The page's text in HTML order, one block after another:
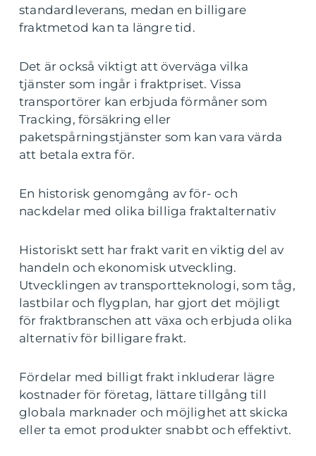
standardleverans, medan en billigare
fraktmetod kan ta längre tid.
Det är också viktigt att överväga vilka
tjänster som ingår i fraktpriset. Vissa
transportörer kan erbjuda förmåner som
Tracking, försäkring eller
paketspårningstjänster som kan vara värda
att betala extra för.
En historisk genomgång av för- och
nackdelar med olika billiga fraktalternativ
Historiskt sett har frakt varit en viktig del av
handeln och ekonomisk utveckling.
Utvecklingen av transportteknologi, som tåg,
lastbilar och flygplan, har gjort det möjligt
för fraktbranschen att växa och erbjuda olika
alternativ för billigare frakt.
Fördelar med billigt frakt inkluderar lägre
kostnader för företag, lättare tillgång till
globala marknader och möjlighet att skicka
eller ta emot produkter snabbt och effektivt.